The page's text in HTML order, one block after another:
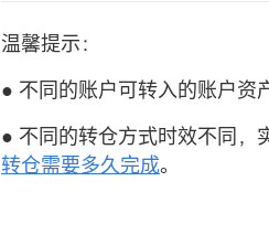
温馨提示：
● 不同的账户可转入的账户资
● 不同的转仓方式时效不同，
转仓需要多久完成。